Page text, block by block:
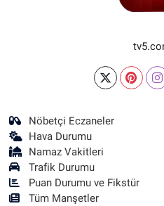
Nöbetçi Eczaneler
Hava Durumu
Namaz Vakitleri
Trafik Durumu
Puan Durumu ve Fikstür
Tüm Manşetler